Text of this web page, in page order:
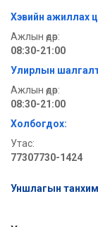
Хэвийн ажиллах
Ажлын өдөр:
08:30-21:00
Улирлын
Ажлын өдөр:
08:30-21:00
Холбогдох:
Утас:
77307730-1424
Уншлагын танхим